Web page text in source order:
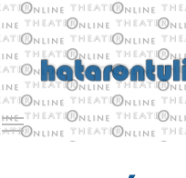
Toggle main menu